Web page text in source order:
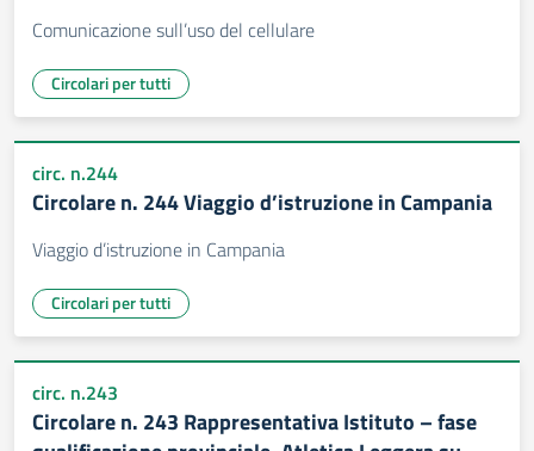
Comunicazione sull’uso del cellulare
Circolari per tutti
circ. n.244
Circolare n. 244 Viaggio d’istruzione in Campania
Viaggio d’istruzione in Campania
Circolari per tutti
circ. n.243
Circolare n. 243 Rappresentativa Istituto – fase